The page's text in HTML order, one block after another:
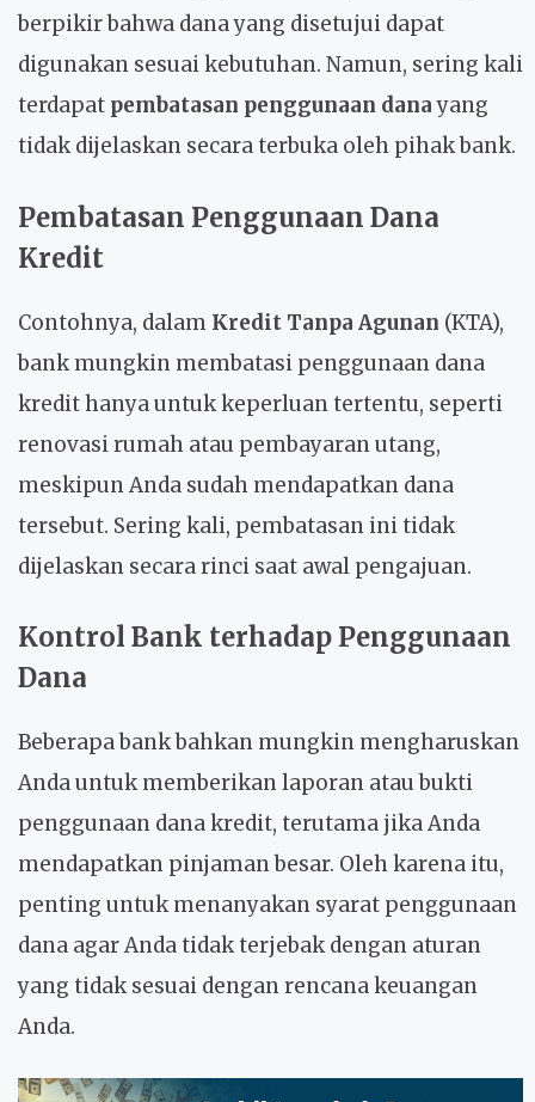
berpikir bahwa dana yang disetujui dapat
digunakan sesuai kebutuhan. Namun, sering kali
terdapat pembatasan penggunaan danayang
tidak dijelaskan secara terbuka oleh pihak bank.
Pembatasan Penggunaan Dana
Kredit
Contohnya, dalam Kredit Tanpa Agunan (KTA),
bank mungkin membatasi penggunaan dana
kredit hanya untuk keperluan tertentu, seperti
renovasi rumah atau pembayaran utang,
meskipun Anda sudah mendapatkan dana
tersebut. Sering kali, pembatasan ini tidak
dijelaskan secara rinci saat awal pengajuan.
Kontrol Bank terhadap Penggunaan
Dana
Beberapa bank bahkan mungkin mengharuskan
Anda untuk memberikan laporan atau bukti
penggunaan dana kredit, terutama jika Anda
mendapatkan pinjaman besar. Oleh karena itu,
penting untuk menanyakan syarat penggunaan
dana agar Anda tidak terjebak dengan aturan
yang tidak sesuai dengan rencana keuangan
Anda.